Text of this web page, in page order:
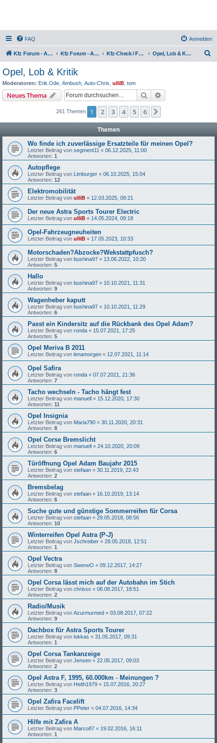
FAQ Anmelden
Kfz Forum - Auto, Motorrad und LKW Kfz Forum - Auto, Motorrad und LKW Kfz-Check / Fahrzeugbewertung / Lob & Tadel / Berichte & Erfahrungen Opel, Lob & Kritik
Opel, Lob & Kritik
Moderatoren: Erik.Ode Ambush Auto-Chris ulliB tom
Neues Thema Suche
261 Themen 1 2 3 4 5 6
Themen
Wo finde ich zuverlässige Ersatzteile für meinen Opel?
Letzter Beitrag von segment11 « 06.12.2025, 11:00
Antworten: 1
Autopflege
Letzter Beitrag von Limburger « 06.10.2025, 15:04
Antworten: 12
Elektromobilität
Letzter Beitrag von ulliB « 12.03.2025, 08:21
Der neue Astra Sports Tourer Electric
Letzter Beitrag von ulliB « 14.05.2024, 09:18
Opel-Fahrzeugneuheiten
Letzter Beitrag von ulliB « 17.05.2023, 10:33
Motorschaden?Abzocke?Wekstattpfusch?
Letzter Beitrag von bushina97 « 13.06.2022, 10:20
Antworten: 5
Hallo
Letzter Beitrag von bushina97 « 10.10.2021, 11:31
Antworten: 9
Wagenheber kaputt
Letzter Beitrag von bushina97 « 10.10.2021, 11:29
Antworten: 6
Passt ein Kindersitz auf die Rückbank des Opel Adam?
Letzter Beitrag von ronda « 15.07.2021, 17:25
Antworten: 5
Opel Meriva B 2011
Letzter Beitrag von lenamorgen « 12.07.2021, 11:14
Opel Safira
Letzter Beitrag von ronda « 07.07.2021, 21:36
Antworten: 7
Tacho wechseln - Tacho hängt fest
Letzter Beitrag von manuell « 15.12.2020, 17:30
Antworten: 11
Opel Insignia
Letzter Beitrag von Maria790 « 30.11.2020, 20:31
Antworten: 8
Opel Corse Bremslicht
Letzter Beitrag von manuell « 24.10.2020, 20:09
Antworten: 6
Türöffnung Opel Adam Baujahr 2015
Letzter Beitrag von stefaan « 30.11.2019, 22:43
Antworten: 2
Bremsbelag
Letzter Beitrag von stefaan « 16.10.2019, 13:14
Antworten: 6
Suche gute und günstige Sommerreifen für Corsa
Letzter Beitrag von stefaan « 29.05.2018, 08:56
Antworten: 10
Winterreifen Opel Astra (P-J)
Letzter Beitrag von Jschreiber « 28.05.2018, 12:51
Antworten: 1
Opel Vectra
Letzter Beitrag von SwenoO « 09.12.2017, 14:27
Antworten: 8
Opel Corsa lässt mich auf der Autobahn im Stich
Letzter Beitrag von chrisss « 08.08.2017, 18:51
Antworten: 2
Radio/Musik
Letzter Beitrag von Azurmurmed « 03.08.2017, 07:22
Antworten: 9
Dachbox für Astra Sports Tourer
Letzter Beitrag von lukkas « 31.05.2017, 09:31
Antworten: 1
Opel Corsa Tankanzeige
Letzter Beitrag von Jensen « 22.05.2017, 09:03
Antworten: 2
Opel Astra F, 1995, 60.000km - Meinungen ?
Letzter Beitrag von Heith1979 « 15.07.2016, 20:27
Antworten: 3
Opel Zafira Facelift
Letzter Beitrag von PPeter « 04.07.2016, 14:34
Hilfe mit Zafira A
Letzter Beitrag von Marco87 « 19.02.2016, 16:11
Antworten: 1